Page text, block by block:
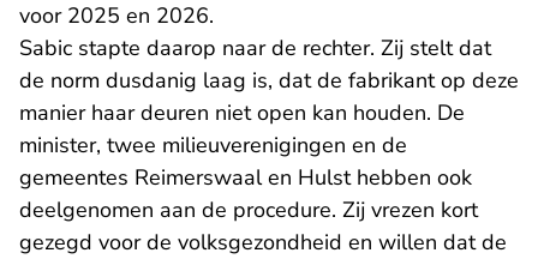
voor 2025 en 2026.
Sabic stapte daarop naar de rechter. Zij stelt dat
de norm dusdanig laag is, dat de fabrikant op deze
manier haar deuren niet open kan houden. De
minister, twee milieuverenigingen en de
gemeentes Reimerswaal en Hulst hebben ook
deelgenomen aan de procedure. Zij vrezen kort
gezegd voor de volksgezondheid en willen dat de